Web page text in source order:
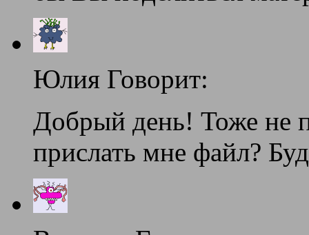
Юлия Говорит:
Добрый день! Тоже не
прислать мне файл?